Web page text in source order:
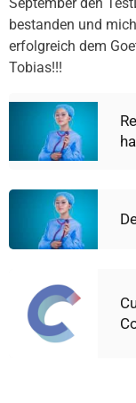
bestanden und
erfolgreich dem
Tobias!!!